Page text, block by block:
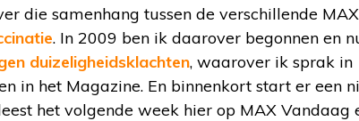
die samenhang tussen de verschillende
. In 2009 ben ik daarover begonnen en
duizeligheidsklachten, waarover ik sprak in
in het Magazine. En binnenkort start er een
het volgende week hier op MAX Vandaag